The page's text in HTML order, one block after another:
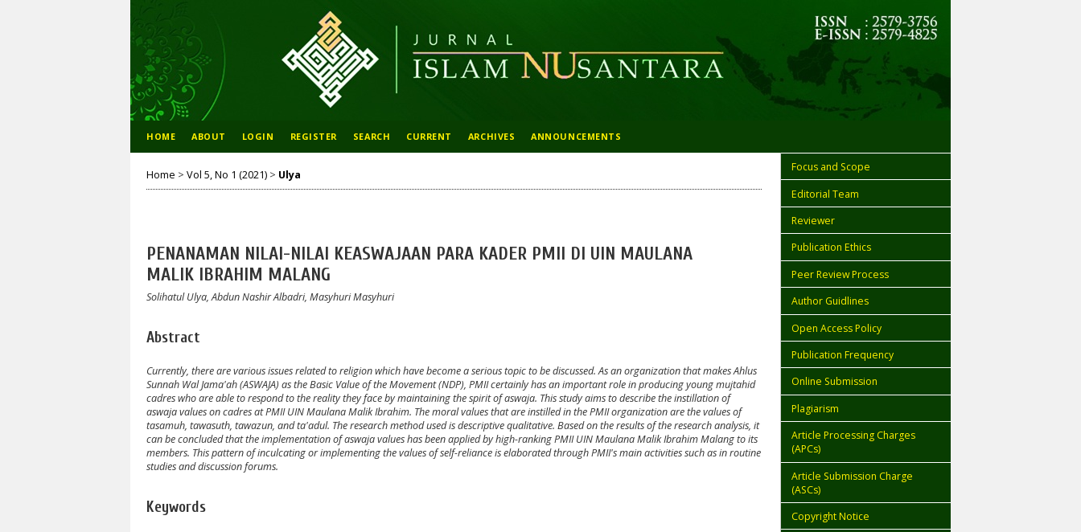
Focus and Scope
Editorial Team
Reviewer
Publication Ethics
Peer Review Process
Author Guidlines
Open Access Policy
Publication Frequency
Online Submission
Plagiarism
Article Processing Charges
(APCs)
Article Submission Charge
(ASCs)
Copyright Notice
HOME ABOUT LOGIN REGISTER SEARCH CURRENT ARCHIVES ANNOUNCEMENTS
Home > Vol 5, No 1 (2021) > Ulya
PENANAMAN NILAI-NILAI KEASWAJAAN PARA KADER PMII DI UIN MAULANA
MALIK IBRAHIM MALANG
Solihatul Ulya, Abdun Nashir Albadri, Masyhuri Masyhuri
Abstract
Currently, there are various issues related to religion which have become a serious topic to be discussed. As an organization that makes Ahlus
Sunnah Wal Jama'ah (ASWAJA) as the Basic Value of the Movement (NDP), PMII certainly has an important role in producing young mujtahid
cadres who are able to respond to the reality they face by maintaining the spirit of aswaja. This study aims to describe the instillation of
aswaja values on cadres at PMII UIN Maulana Malik Ibrahim. The moral values that are instilled in the PMII organization are the values of
tasamuh, tawasuth, tawazun, and ta'adul. The research method used is descriptive qualitative. Based on the results of the research analysis, it
can be concluded that the implementation of aswaja values has been applied by high-ranking PMII UIN Maulana Malik Ibrahim Malang to its
members. This pattern of inculcating or implementing the values of self-reliance is elaborated through PMII's main activities such as in routine
studies and discussion forums.
Keywords